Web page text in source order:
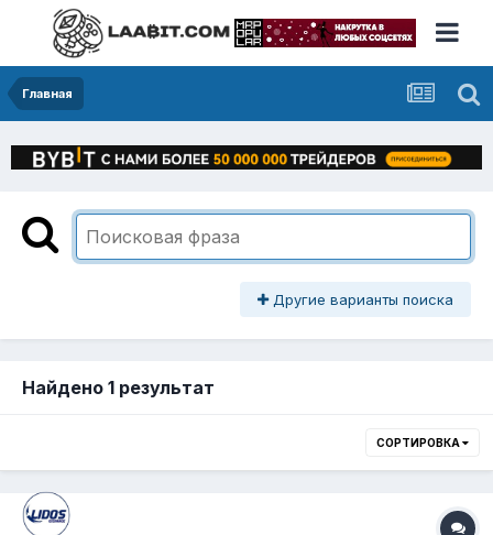
Главная
Другие варианты поиска
Найдено 1 результат
СОРТИРОВКА